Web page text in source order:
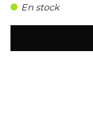
En stock